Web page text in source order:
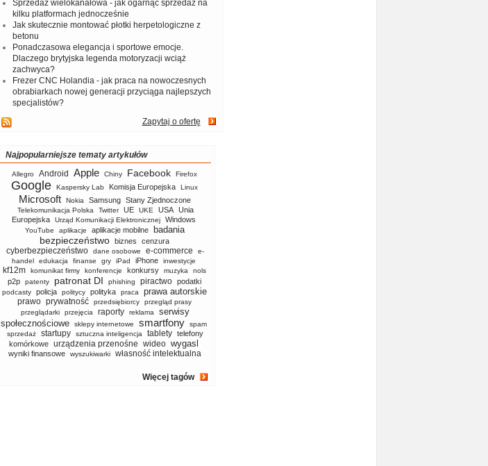
Sprzedaż wielokanałowa - jak ogarnąć sprzedaż na
kilku platformach jednocześnie
Jak skutecznie montować płotki herpetologiczne z
betonu
Ponadczasowa elegancja i sportowe emocje.
Dlaczego brytyjska legenda motoryzacji wciąż
zachwyca?
Frezer CNC Holandia - jak praca na nowoczesnych
obrabiarkach nowej generacji przyciąga najlepszych
specjalistów?
Zapytaj o ofertę
Najpopularniejsze tematy artykułów
Allegro Android Apple Chiny Facebook Firefox
Google Kaspersky Lab Komisja Europejska Linux
Microsoft Nokia Samsung Stany Zjednoczone
Telekomunikacja Polska Twitter UE UKE USA
Unia
Europejska
Urząd Komunikacji Elektronicznej Windows
YouTube aplikacje aplikacje mobilne badania
bezpieczeństwo biznes cenzura
cyberbezpieczeństwo dane osobowe e-commerce
e-
handel
edukacja finanse gry iPad iPhone inwestycje
kf12m komunikat firmy konferencje konkursy muzyka nols
p2p patenty patronat DI phishing piractwo podatki
podcasty policja politycy polityka praca prawa autorskie
prawo prywatność przedsiębiorcy
przegląd prasy
przeglądarki
przejęcia raporty reklama
serwisy
społecznościowe
sklepy internetowe smartfony
spam
sprzedaż
startupy sztuczna inteligencja tablety telefony
komórkowe urządzenia przenośne wideo wygasl
wyniki finansowe wyszukiwarki własność intelektualna
Więcej tagów